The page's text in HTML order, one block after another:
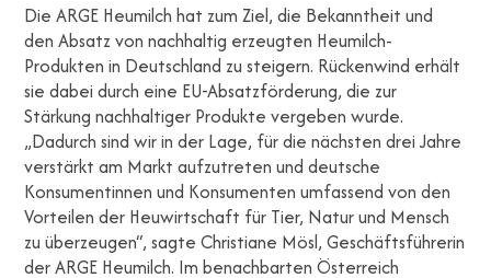
Die ARGE Heumilch hat zum Ziel, die Bekanntheit und
den Absatz von nachhaltig erzeugten Heumilch-
Produkten in Deutschland zu steigern. Rückenwind erhält
sie dabei durch eine EU-Absatzförderung, die zur
Stärkung nachhaltiger Produkte vergeben wurde.
„Dadurch sind wir in der Lage, für die nächsten drei Jahre
verstärkt am Markt aufzutreten und deutsche
Konsumentinnen und Konsumenten umfassend von den
Vorteilen der Heuwirtschaft für Tier, Natur und Mensch
zu überzeugen“, sagte Christiane Mösl, Geschäftsführerin
der ARGE Heumilch. Im benachbarten Österreich